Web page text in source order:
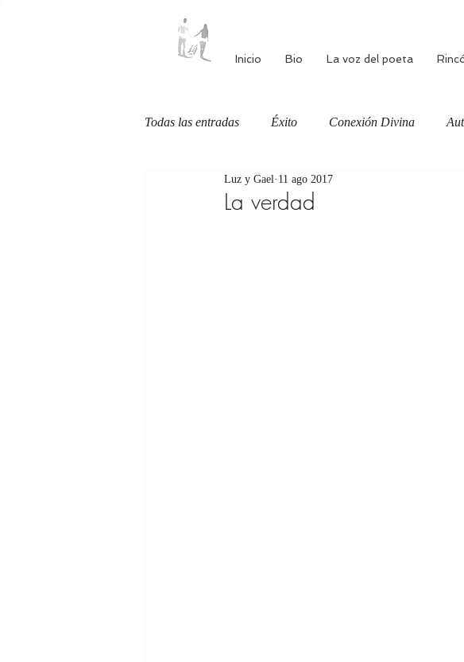
Inicio Bio La voz del poeta
Todas las entradas Éxito Conexión Divina
Autoestima Alimentación consciente
La verdad
Luz y Gael 11 ago 2017